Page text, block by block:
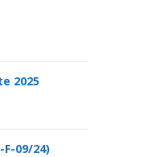
2025
09/24)